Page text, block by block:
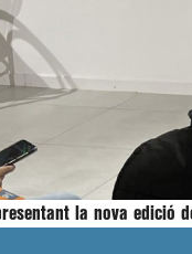
la nova edició